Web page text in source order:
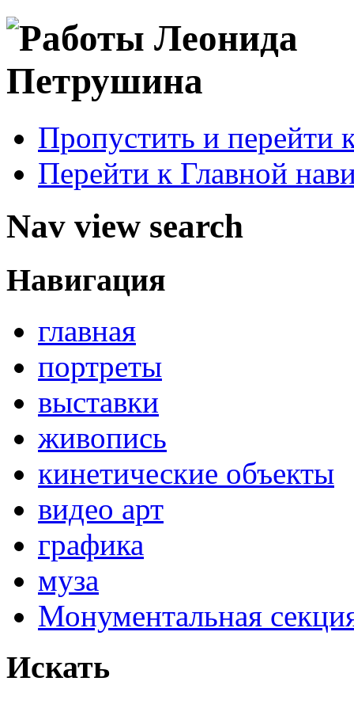
Пропустить и перейти
Перейти к Главной
Nav view search
Навигация
главная
портреты
выставки
живопись
кинетические объекты
видео арт
графика
муза
Монументальная
Искать